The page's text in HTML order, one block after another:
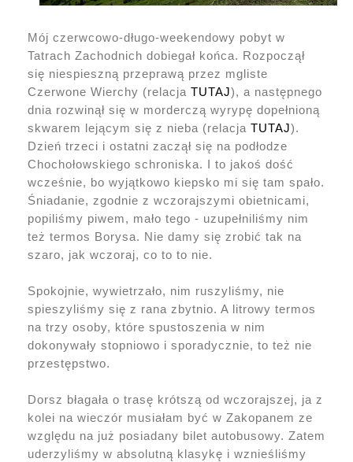
Mój czerwcowo-długo-weekendowy pobyt w
Tatrach Zachodnich dobiegał końca. Rozpoczął
się niespieszną przeprawą przez mgliste
Czerwone Wierchy (relacja TUTAJ), a następnego
dnia rozwinął się w morderczą wyrypę dopełnioną
skwarem lejącym się z nieba (relacja TUTAJ).
Dzień trzeci i ostatni zaczął się na podłodze
Chochołowskiego schroniska. I to jakoś dość
wcześnie, bo wyjątkowo kiepsko mi się tam spało.
Śniadanie, zgodnie z wczorajszymi obietnicami,
popiliśmy piwem, mało tego - uzupełniliśmy nim
też termos Borysa. Nie damy się zrobić tak na
szaro, jak wczoraj, co to to nie.
Spokojnie, wywietrzało, nim ruszyliśmy, nie
spieszyliśmy się z rana zbytnio. A litrowy termos
na trzy osoby, które spustoszenia w nim
dokonywały stopniowo i sporadycznie, to też nie
przestępstwo.
Dorsz błagała o trasę krótszą od wczorajszej, ja z
kolei na wieczór musiałam być w Zakopanem ze
względu na już posiadany bilet autobusowy. Zatem
uderzyliśmy w absolutną klasykę i wznieśliśmy